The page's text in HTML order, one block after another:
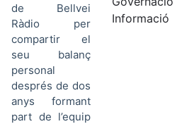
de Bellvei
Ràdio per
compartir el
seu balanç
personal
després de dos
anys formant
part de l’equip
Informació